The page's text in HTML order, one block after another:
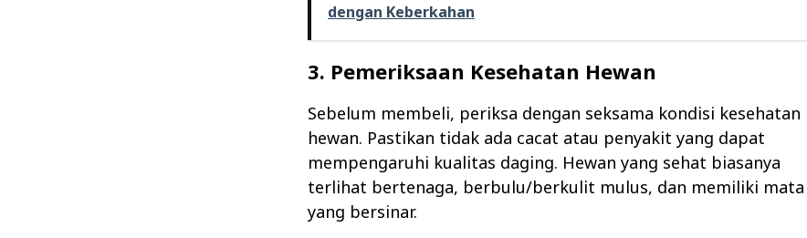
dengan Keberkahan
3. Pemeriksaan Kesehatan Hewan
Sebelum membeli, periksa dengan seksama kondisi kesehatan
hewan. Pastikan tidak ada cacat atau penyakit yang dapat
mempengaruhi kualitas daging. Hewan yang sehat biasanya
terlihat bertenaga, berbulu/berkulit mulus, dan memiliki mata
yang bersinar.